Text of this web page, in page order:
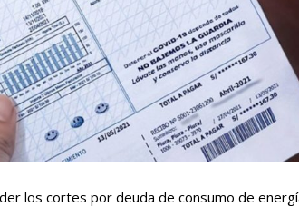
los cortes por deuda de consumo de